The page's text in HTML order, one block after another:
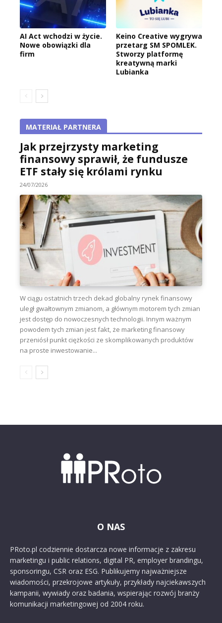
AI Act wchodzi w życie.
Nowe obowiązki dla
firm
Keino Creative wygrywa
przetarg SM SPOMLEK.
Stworzy platformę
kreatywną marki
Lubianka
MATERIAŁ PARTNERA
Jak przejrzysty marketing
finansowy sprawił, że fundusze
ETF stały się królami rynku
24/07/2026
W ciągu ostatnich trzech dekad globalny rynek finansowy
uległ gwałtownym zmianom, a głównym motorem tych zmian
jest dostęp do nowoczesnych technologii. Innym ważnym
powodem tych zmian jest fakt, że marketing finansowy
przeniósł punkt ciężkości ze skomplikowanych produktów
na proste inwestowanie...
O NAS
PRoto.pl codziennie dostarcza nowe informacje z zakresu
marketingu i public relations, digital PR, employer brandingu,
sponsoringu, CSR oraz ESG. Publikujemy najważniejsze
wiadomości, przekrojowe artykuły, przykłady najciekawszych
kampanii, wywiady oraz badania, wspierając rozwój branży
komunikacji marketingowej od 2004 roku.